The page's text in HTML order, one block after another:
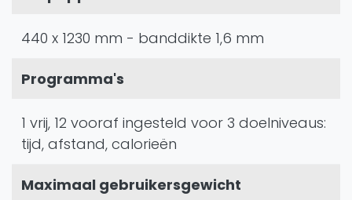
440 x 1230 mm - banddikte 1,6 mm
Programma's
1 vrij, 12 vooraf ingesteld voor 3 doelniveaus:
tijd, afstand, calorieën
Maximaal gebruikersgewicht